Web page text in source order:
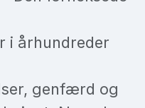
i århundreder
genfærd og